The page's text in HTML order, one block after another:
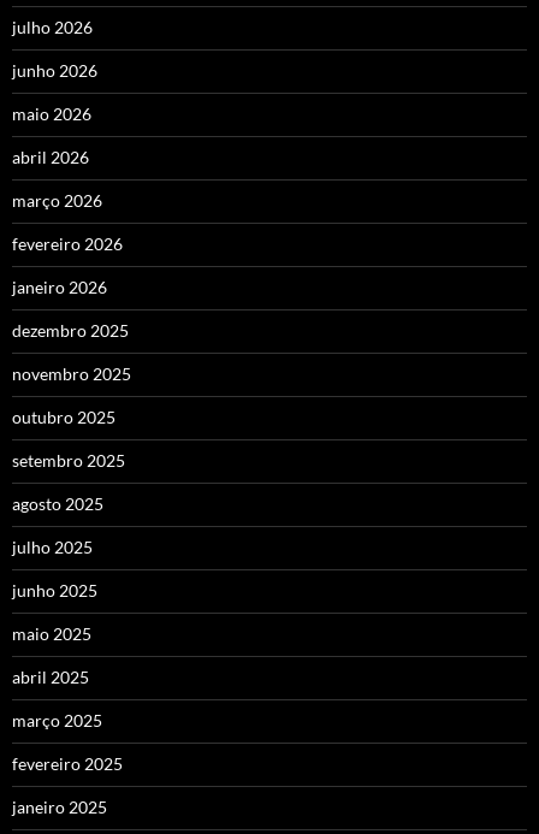
julho 2026
junho 2026
maio 2026
abril 2026
março 2026
fevereiro 2026
janeiro 2026
dezembro 2025
novembro 2025
outubro 2025
setembro 2025
agosto 2025
julho 2025
junho 2025
maio 2025
abril 2025
março 2025
fevereiro 2025
janeiro 2025